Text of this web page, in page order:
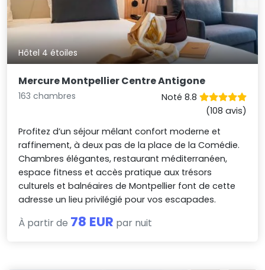
Hôtel 4 étoiles
Mercure Montpellier Centre Antigone
163 chambres
Noté 8.8
(108 avis)
Profitez d’un séjour mêlant confort moderne et
raffinement, à deux pas de la place de la Comédie.
Chambres élégantes, restaurant méditerranéen,
espace fitness et accès pratique aux trésors
culturels et balnéaires de Montpellier font de cette
adresse un lieu privilégié pour vos escapades.
À partir de 78 EUR par nuit